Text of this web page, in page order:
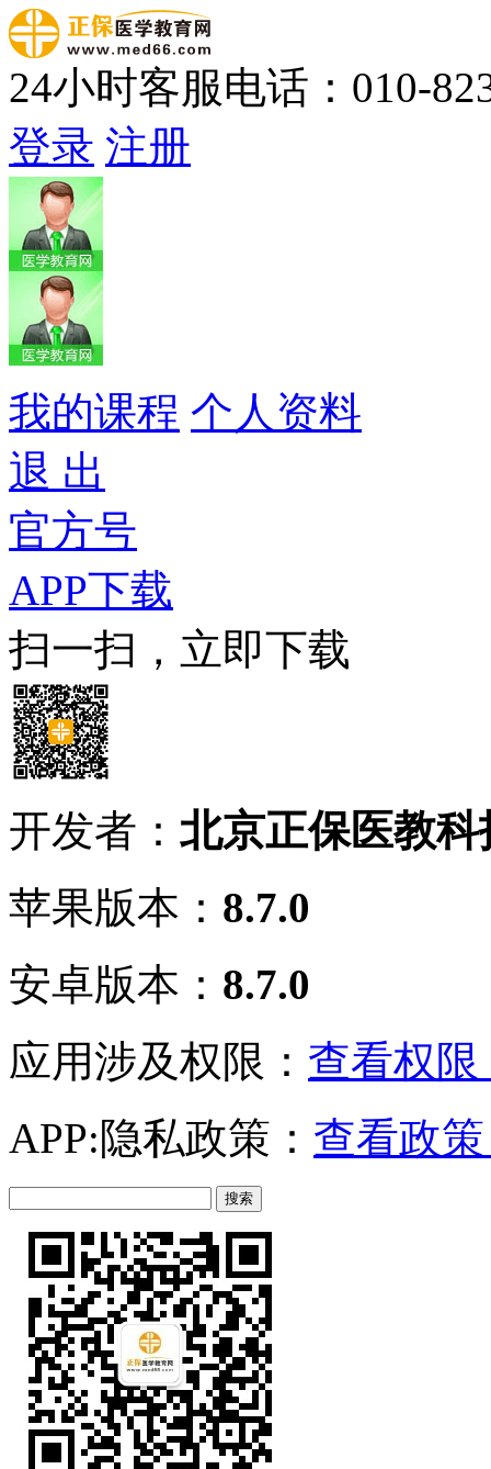
24小时客服电话：010-
登录 注册
我的课程 个人资料
退 出
官方号
APP下载
扫一扫，立即下载
开发者： 北京正保医教
苹果版本： 8.7.0
安卓版本： 8.7.0
应用涉及权限： 查看权限
APP:隐私政策： 查看政